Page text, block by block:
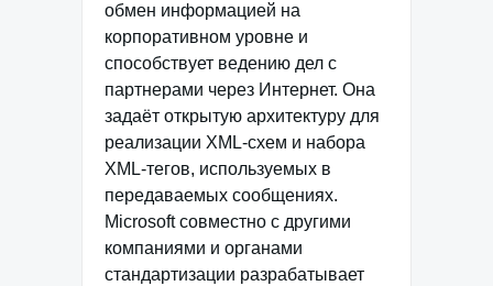
обмен информацией на
корпоративном уровне и
способствует ведению дел с
партнерами через Интернет. Она
задаёт открытую архитектуру для
реализации XML-схем и набора
XML-тегов, используемых в
передаваемых сообщениях.
Microsoft совместно с другими
компаниями и органами
стандартизации разрабатывает